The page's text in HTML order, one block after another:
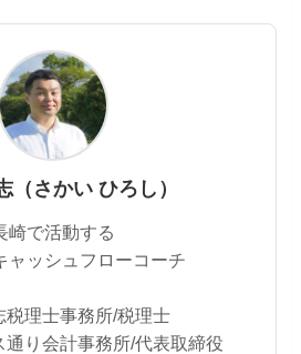
（さかい ひろし）
崎で活動する
ャッシュフローコーチ
税理士事務所/税理士
通り会計事務所/代表取締役